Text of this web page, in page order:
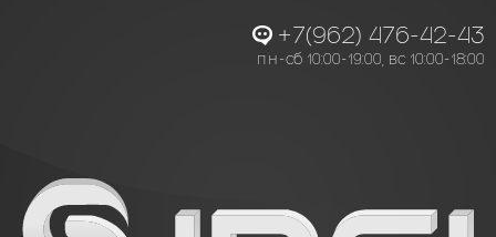
+7(962) 476-42-43
пн-сб 10:00-19:00, вс 10:00-18:00